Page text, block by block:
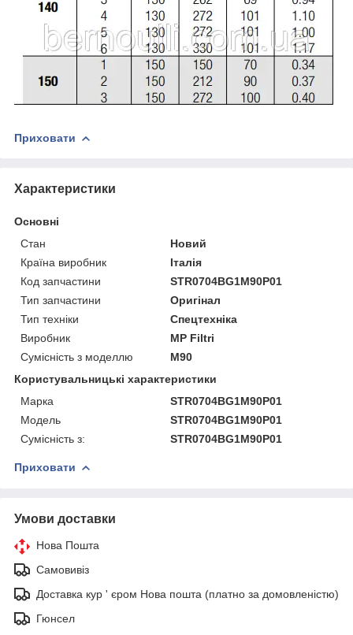
Приховати
Характеристики
Основні
Стан
Новий
Країна виробник
Італія
Код запчастини
STR0704BG1M90P01
Тип запчастини
Оригінал
Тип техніки
Спецтехніка
Виробник
MP Filtri
Сумісність з моделлю
M90
Користувальницькі характеристики
Марка
STR0704BG1M90P01
Модель
STR0704BG1M90P01
Сумісність з:
STR0704BG1M90P01
Приховати
Умови доставки
Нова Пошта
Самовивіз
Доставка кур ' єром Нова пошта (платно за домовленістю)
Гюнсел